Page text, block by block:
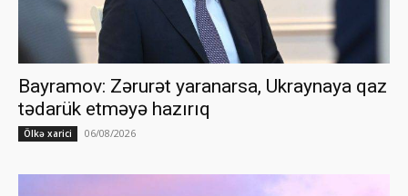
Bayramov: Zərurət yaranarsa, Ukraynaya qaz
tədarük etməyə hazırıq
Ölkə xarici 06/08/2026